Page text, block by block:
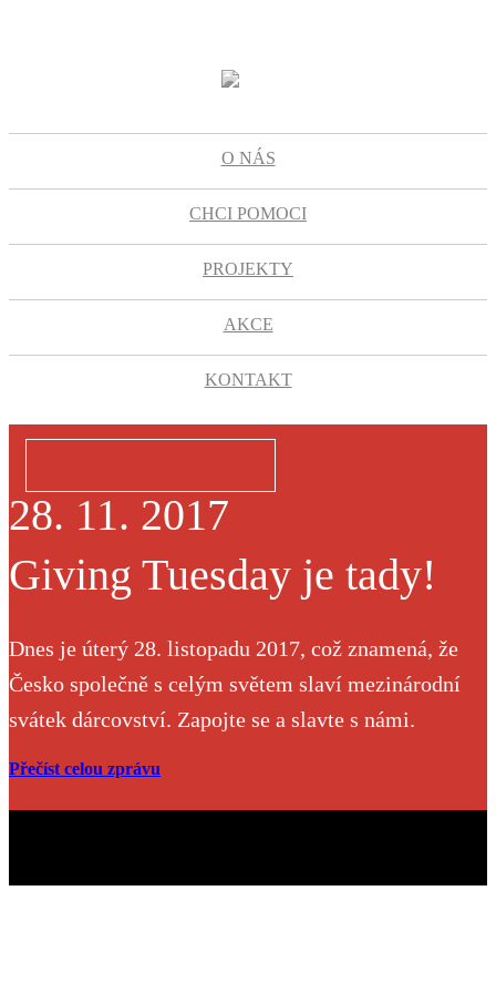
O NÁS
CHCI POMOCI
PROJEKTY
AKCE
KONTAKT
28. 11. 2017
Giving Tuesday je tady!
Dnes je úterý 28. listopadu 2017, což znamená, že
Česko️ společně s celým světem slaví mezinárodní
svátek dárcovství. Zapojte se a slavte s námi.
Přečíst celou zprávu